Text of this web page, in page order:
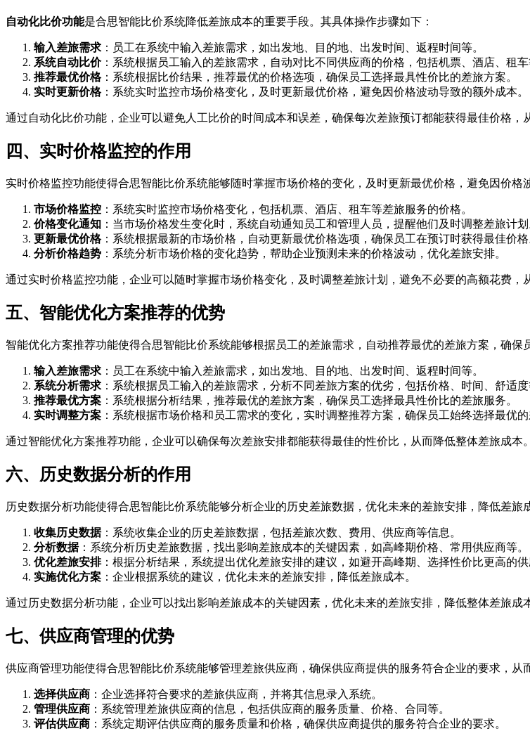
自动化比价功能是合思智能比价系统降低差旅成本的重要手段。其具体操作步骤如下：
输入差旅需求 ：员工在系统中输入差旅需求，如出发地、目的地、出发时间、返程时间等。
系统自动比价：系统根据员工输入的差旅需求，自动对比不同供应商的价格，包括机票、酒店、租车
推荐最优价格：系统根据比价结果，推荐最优的价格选项，确保员工选择最具性价比的差旅方案。
实时更新价格：系统实时监控市场价格变化，及时更新最优价格，避免因价格波动导致的额外成本。
通过自动化比价功能，企业可以避免人工比价的时间成本和误差，确保每次差旅预订都能获得最佳价格，
四、实时价格监控的作用
实时价格监控功能使得合思智能比价系统能够随时掌握市场价格的变化，及时更新最优价格，避免因价格
市场价格监控 ：系统实时监控市场价格变化，包括机票、酒店、租车等差旅服务的价格。
价格变化通知 ：当市场价格发生变化时，系统自动通知员工和管理人员，提醒他们及时调整差旅计划
更新最优价格：系统根据最新的市场价格，自动更新最优价格选项，确保员工在预订时获得最佳价格
分析价格趋势 ：系统分析市场价格的变化趋势，帮助企业预测未来的价格波动，优化差旅安排。
通过实时价格监控功能，企业可以随时掌握市场价格变化，及时调整差旅计划，避免不必要的高额花费，
五、智能优化方案推荐的优势
智能优化方案推荐功能使得合思智能比价系统能够根据员工的差旅需求，自动推荐最优的差旅方案，确保
输入差旅需求 ：员工在系统中输入差旅需求，如出发地、目的地、出发时间、返程时间等。
系统分析需求 ：系统根据员工输入的差旅需求，分析不同差旅方案的优劣，包括价格、时间、舒适度
推荐最优方案 ：系统根据分析结果，推荐最优的差旅方案，确保员工选择最具性价比的差旅服务。
实时调整方案 ：系统根据市场价格和员工需求的变化，实时调整推荐方案，确保员工始终选择最优的
通过智能优化方案推荐功能，企业可以确保每次差旅安排都能获得最佳的性价比，从而降低整体差旅成本。
六、历史数据分析的作用
历史数据分析功能使得合思智能比价系统能够分析企业的历史差旅数据，优化未来的差旅安排，降低差旅
收集历史数据：系统收集企业的历史差旅数据，包括差旅次数、费用、供应商等信息。
分析数据：系统分析历史差旅数据，找出影响差旅成本的关键因素，如高峰期价格、常用供应商等。
优化差旅安排：根据分析结果，系统提出优化差旅安排的建议，如避开高峰期、选择性价比更高的供
实施优化方案 ：企业根据系统的建议，优化未来的差旅安排，降低差旅成本。
通过历史数据分析功能，企业可以找出影响差旅成本的关键因素，优化未来的差旅安排，降低整体差旅成
七、供应商管理的优势
供应商管理功能使得合思智能比价系统能够管理差旅供应商，确保供应商提供的服务符合企业的要求，从
选择供应商 ：企业选择符合要求的差旅供应商，并将其信息录入系统。
管理供应商 ：系统管理差旅供应商的信息，包括供应商的服务质量、价格、合同等。
评估供应商 ：系统定期评估供应商的服务质量和价格，确保供应商提供的服务符合企业的要求。